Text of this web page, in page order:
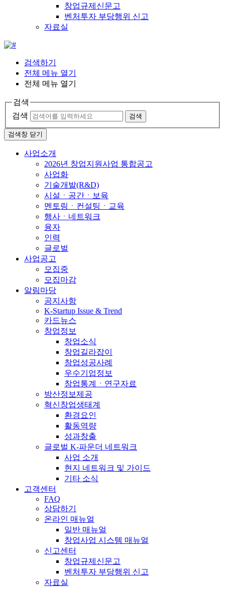
창업규제신문고
벤처투자 부당행위 신고
자료실
검색하기
전체 메뉴 열기
전체 메뉴 열기
검색
검색
검색
검색창 닫기
사업소개
2026년 창업지원사업 통합공고
사업화
기술개발(R&D)
시설ㆍ공간ㆍ보육
멘토링ㆍ컨설팅ㆍ교육
행사ㆍ네트워크
융자
인력
글로벌
사업공고
모집중
모집마감
알림마당
공지사항
K-Startup Issue & Trend
카드뉴스
창업정보
창업소식
창업길라잡이
창업성공사례
우수기업정보
창업통계ㆍ연구자료
방산정보제공
혁신창업생태계
환경요인
활동역량
성과창출
글로벌 K-파운더 네트워크
사업 소개
현지 네트워크 및 가이드
기타 소식
고객센터
FAQ
상담하기
온라인 매뉴얼
일반 매뉴얼
창업사업 시스템 매뉴얼
신고센터
창업규제신문고
벤처투자 부당행위 신고
자료실